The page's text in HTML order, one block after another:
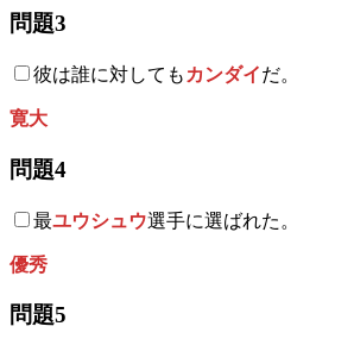
問題3
彼は誰に対しても カンダイだ。
寛大
問題4
最ユウシュウ選手に選ばれた。
優秀
問題5